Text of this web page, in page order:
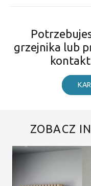
grzejnika lub
ZOBACZ